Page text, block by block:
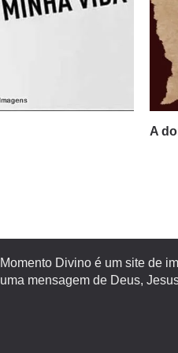
A
Momento Divino é um site de
uma mensagem de Deus,